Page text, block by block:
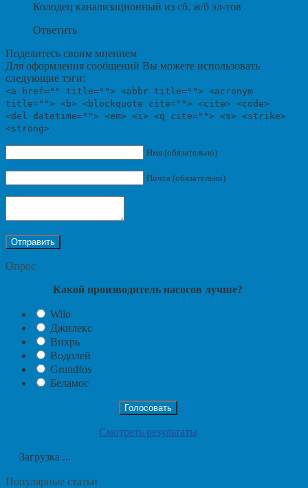
Колодец канализационный из сб. ж/б эл-тов
Ответить
Поделитесь своим мнением
Для оформления сообщений Вы можете использовать
следующие тэги:
<a href="" title=""> <abbr title=""> <acronym
title=""> <b> <blockquote cite=""> <cite> <code>
<del datetime=""> <em> <i> <q cite=""> <s> <strike>
<strong>
Имя (обязательно)
Почта (обязательно)
Опрос
Какой производитель насосов лучше?
Wilo
Джилекс
Вихрь
Водолей
Grundfos
Беламос
Смотреть результаты
Загрузка ...
Популярные статьи